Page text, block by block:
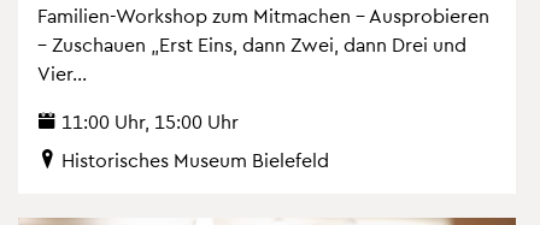
Fa­mi­li­en-Work­shop zum Mit­ma­chen – Aus­pro­bie­ren
– Zu­schau­en „Erst Eins, dann Zwei, dann Drei und
Vier...
11:00 Uhr, 15:00 Uhr
His­to­ri­sches Mu­se­um Bie­le­feld